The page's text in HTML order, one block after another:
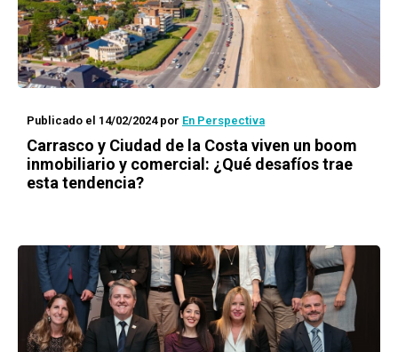
Publicado el 14/02/2024por En Perspectiva
Carrasco y Ciudad de la Costa viven un boom
inmobiliario y comercial: ¿Qué desafíos trae
esta tendencia?